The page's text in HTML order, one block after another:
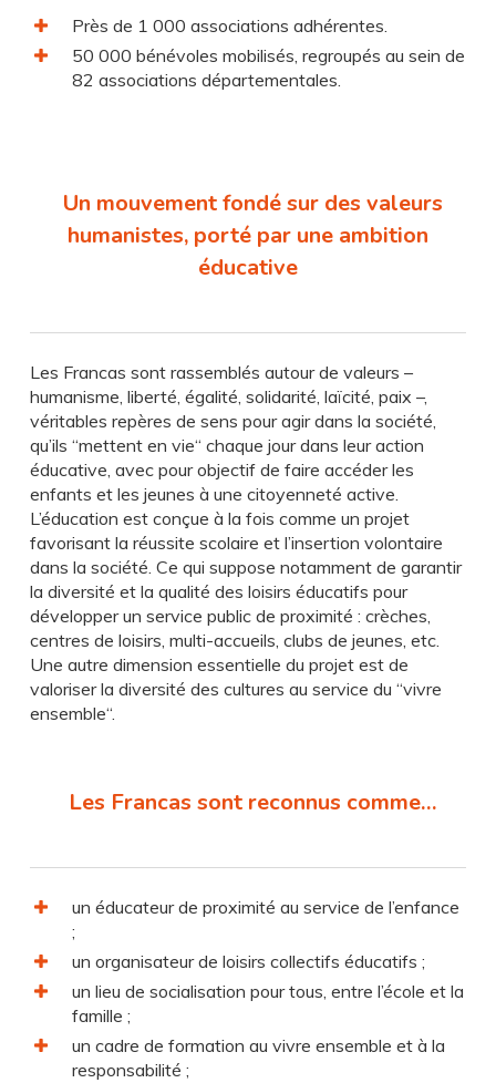
Près de 1 000 associations adhérentes.
50 000 bénévoles mobilisés, regroupés au sein de
82 associations départementales.
Un mouvement fondé sur des valeurs
humanistes, porté par une ambition
éducative
Les Francas sont rassemblés autour de valeurs –
humanisme, liberté, égalité, solidarité, laïcité, paix –,
véritables repères de sens pour agir dans la société,
qu’ils “mettent en vie“ chaque jour dans leur action
éducative, avec pour objectif de faire accéder les
enfants et les jeunes à une citoyenneté active.
L’éducation est conçue à la fois comme un projet
favorisant la réussite scolaire et l’insertion volontaire
dans la société. Ce qui suppose notamment de garantir
la diversité et la qualité des loisirs éducatifs pour
développer un service public de proximité : crèches,
centres de loisirs, multi-accueils, clubs de jeunes, etc.
Une autre dimension essentielle du projet est de
valoriser la diversité des cultures au service du “vivre
ensemble“.
Les Francas sont reconnus comme…
un éducateur de proximité au service de l’enfance
;
un organisateur de loisirs collectifs éducatifs ;
un lieu de socialisation pour tous, entre l’école et la
famille ;
un cadre de formation au vivre ensemble et à la
responsabilité ;